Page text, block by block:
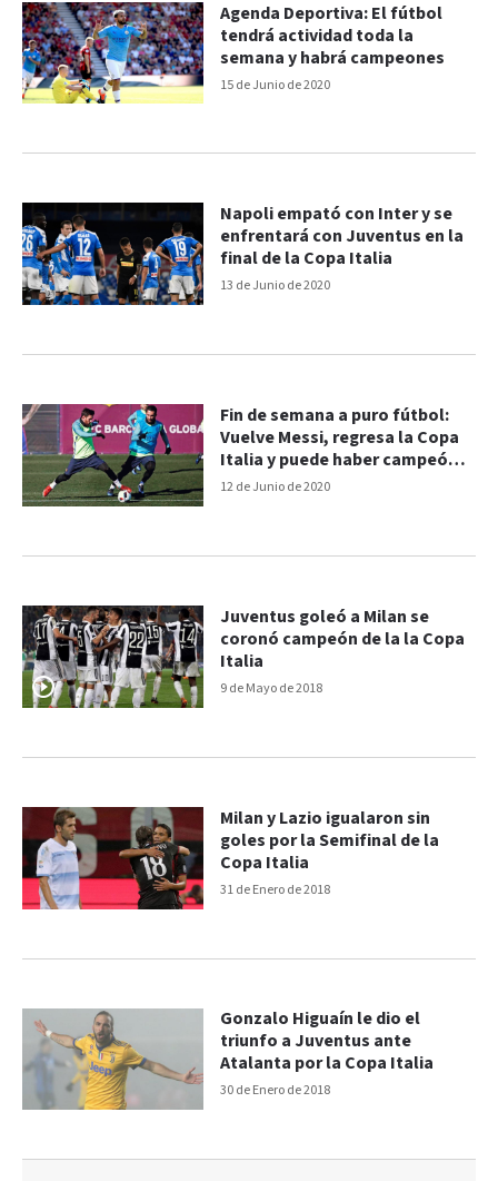
15 de Junio de 2020
Agenda Deportiva: El fútbol
tendrá actividad toda la
semana y habrá campeones
13 de Junio de 2020
Napoli empató con Inter y se
enfrentará con Juventus en la
final de la Copa Italia
12 de Junio de 2020
Fin de semana a puro fútbol:
Vuelve Messi, regresa la Copa
Italia y puede haber campeón
en Alemania
9 de Mayo de 2018
Juventus goleó a Milan se
coronó campeón de la la Copa
Italia
31 de Enero de 2018
Milan y Lazio igualaron sin
goles por la Semifinal de la
Copa Italia
30 de Enero de 2018
Gonzalo Higuaín le dio el
triunfo a Juventus ante
Atalanta por la Copa Italia